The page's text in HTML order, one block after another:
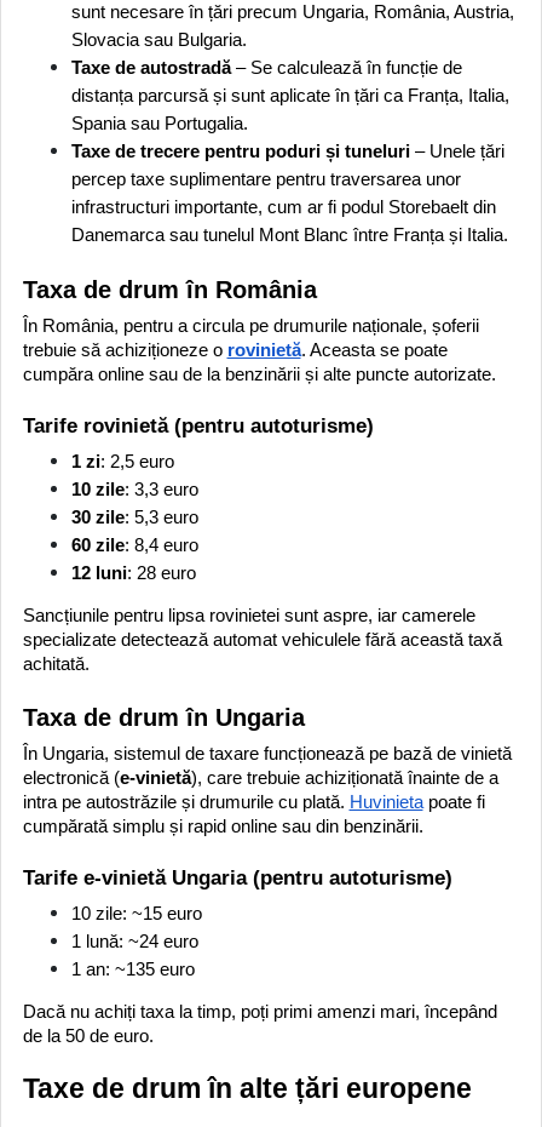
sunt necesare în țări precum Ungaria, România, Austria,
Slovacia sau Bulgaria.
Taxe de autostradă– Se calculează în funcție de
distanța parcursă și sunt aplicate în țări ca Franța, Italia,
Spania sau Portugalia.
Taxe de trecere pentru poduri și tuneluri– Unele țări
percep taxe suplimentare pentru traversarea unor
infrastructuri importante, cum ar fi podul Storebaelt din
Danemarca sau tunelul Mont Blanc între Franța și Italia.
Taxa de drum în România
În România, pentru a circula pe drumurile naționale, șoferii
trebuie să achiziționeze o rovinietă. Aceasta se poate
cumpăra online sau de la benzinării și alte puncte autorizate.
Tarife rovinietă (pentru autoturisme)
1 zi: 2,5 euro
10 zile: 3,3 euro
30 zile: 5,3 euro
60 zile: 8,4 euro
12 luni: 28 euro
Sancțiunile pentru lipsa rovinietei sunt aspre, iar camerele
specializate detectează automat vehiculele fără această taxă
achitată.
Taxa de drum în Ungaria
În Ungaria, sistemul de taxare funcționează pe bază de vinietă
electronică (e-vinietă), care trebuie achiziționată înainte de a
intra pe autostrăzile și drumurile cu plată. Huvinietapoate fi
cumpărată simplu și rapid online sau din benzinării.
Tarife e-vinietă Ungaria (pentru autoturisme)
10 zile: ~15 euro
1 lună: ~24 euro
1 an: ~135 euro
Dacă nu achiți taxa la timp, poți primi amenzi mari, începând
de la 50 de euro.
Taxe de drum în alte țări europene